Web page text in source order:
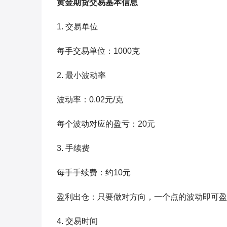
黄金期货交易基本信息
1. 交易单位
每手交易单位：1000克
2. 最小波动率
波动率：0.02元/克
每个波动对应的盈亏：20元
3. 手续费
每手手续费：约10元
盈利出仓：只要做对方向，一个点的波动即可
4. 交易时间